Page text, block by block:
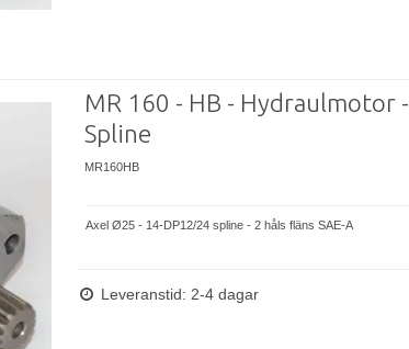
MR 160 - HB - Hydraulmotor -
Spline
MR160HB
Axel Ø25 - 14-DP12/24 spline - 2 håls fläns SAE-A
Leveranstid: 2-4 dagar